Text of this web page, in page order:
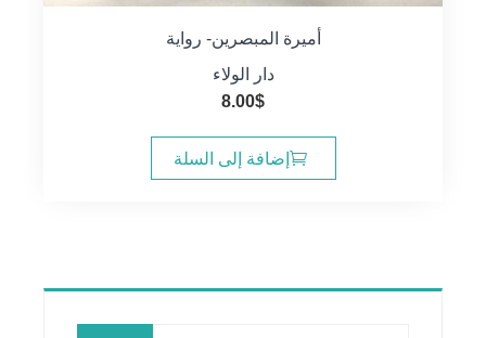
أميرة المبصرين- رواية
دار الولاء
8.00$
إضافة إلى السلة